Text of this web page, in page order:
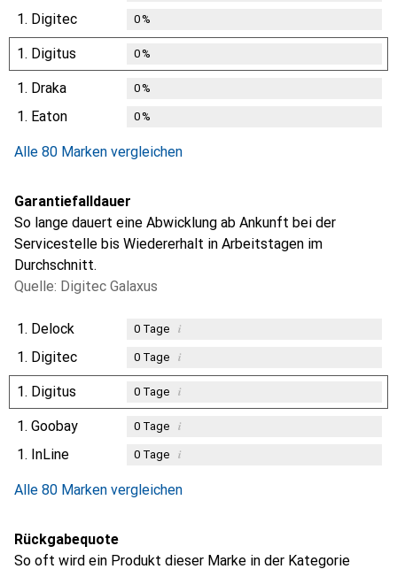
1. Digitec 0%
1. Digitus 0%
1. Draka 0%
1. Eaton 0%
Alle 80 Marken vergleichen
Garantiefalldauer
So lange dauert eine Abwicklung ab Ankunft bei der
Servicestelle bis Wiedererhalt in Arbeitstagen im
Durchschnitt.
Quelle: Digitec Galaxus
1. Delock 0Tage i
1. Digitec 0Tage i
1. Digitus 0Tage i
1. Goobay 0Tage i
1. InLine 0Tage i
Alle 80 Marken vergleichen
Rückgabequote
So oft wird ein Produkt dieser Marke in der Kategorie